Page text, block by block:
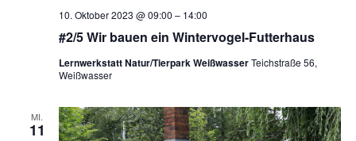
#2/5 Wir bauen ein Wintervogel-Futterhaus
10. Oktober 2023 @ 09:00 – 14:00
Lernwerkstatt Natur/Tierpark WeißwasserTeichstraße 56,
Weißwasser
MI.
11